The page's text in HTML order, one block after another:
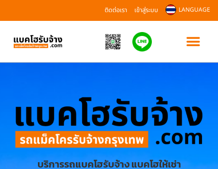
ติดต่อเรา เข้าสู่ระบบ LANGUAGE
บริการรถแบคโฮรับจ้าง แบคโฮให้เช่า